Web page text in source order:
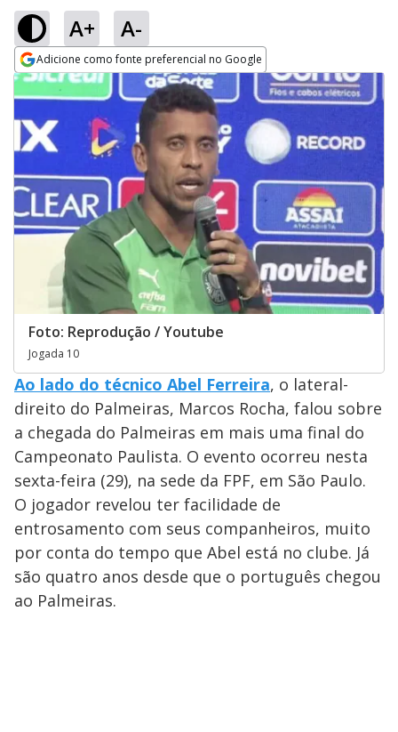
A+ A-
Adicione como fonte preferencial no Google
Opens in new window
Foto: Reprodução / Youtube
Jogada 10
Ao lado do técnico Abel Ferreira, o lateral-
direito do Palmeiras, Marcos Rocha, falou sobre
a chegada do Palmeiras em mais uma final do
Campeonato Paulista. O evento ocorreu nesta
sexta-feira (29), na sede da FPF, em São Paulo.
O jogador revelou ter facilidade de
entrosamento com seus companheiros, muito
por conta do tempo que Abel está no clube. Já
são quatro anos desde que o português chegou
ao Palmeiras.